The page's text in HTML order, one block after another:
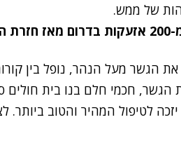
של ממש.
הגשר מעל הנהר, נופל בין
חכמי חלם בנו בית חולים
לטיפול המהיר והטוב